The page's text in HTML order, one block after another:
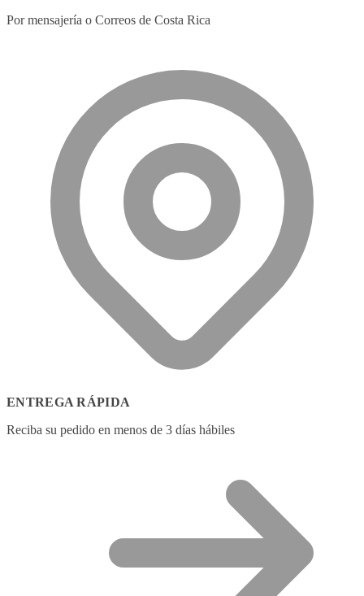
Por mensajería o Correos de Costa Rica
ENTREGA RÁPIDA
Reciba su pedido en menos de 3 días hábiles